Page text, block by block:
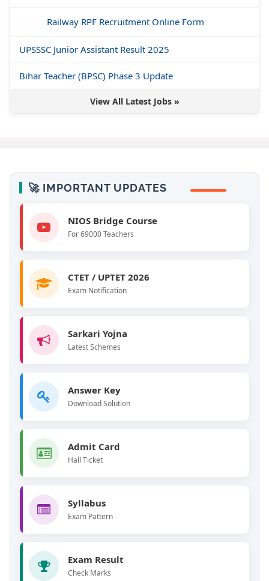
Railway RPF Recruitment Online Form
UPSSSC Junior Assistant Result 2025
Bihar Teacher (BPSC) Phase 3 Update
View All Latest Jobs »
🚀 IMPORTANT UPDATES
NIOS Bridge Course
For 69000 Teachers
CTET / UPTET 2026
Exam Notification
Sarkari Yojna
Latest Schemes
Answer Key
Download Solution
Admit Card
Hall Ticket
Syllabus
Exam Pattern
Exam Result
Check Marks